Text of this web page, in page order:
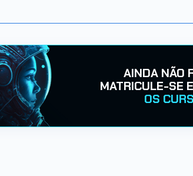
AINDA NÃO
MATRICULE-SE
OS